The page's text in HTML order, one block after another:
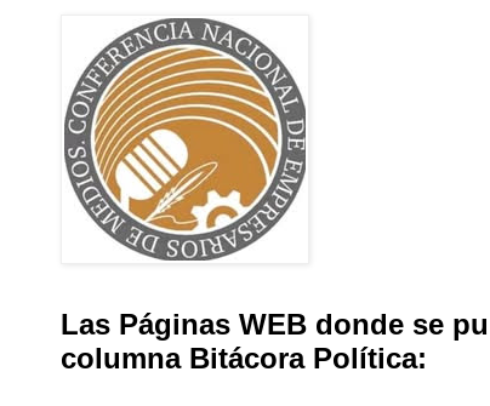
Las Páginas WEB donde se
columna Bitácora Política: